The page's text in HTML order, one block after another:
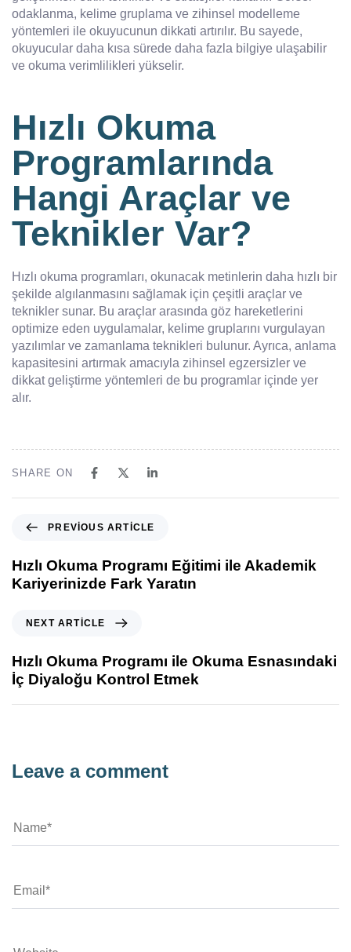
odaklanma, kelime gruplama ve zihinsel modelleme
yöntemleri ile okuyucunun dikkati artırılır. Bu sayede,
okuyucular daha kısa sürede daha fazla bilgiye ulaşabilir
ve okuma verimlilikleri yükselir.
Hızlı Okuma
Programlarında
Hangi Araçlar ve
Teknikler Var?
Hızlı okuma programları, okunacak metinlerin daha hızlı bir
şekilde algılanmasını sağlamak için çeşitli araçlar ve
teknikler sunar. Bu araçlar arasında göz hareketlerini
optimize eden uygulamalar, kelime gruplarını vurgulayan
yazılımlar ve zamanlama teknikleri bulunur. Ayrıca, anlama
kapasitesini artırmak amacıyla zihinsel egzersizler ve
dikkat geliştirme yöntemleri de bu programlar içinde yer
alır.
SHARE ON
PREVIOUS ARTICLE
Hızlı Okuma Programı Eğitimi ile Akademik
Kariyerinizde Fark Yaratın
NEXT ARTICLE
Hızlı Okuma Programı ile Okuma Esnasındaki
İç Diyaloğu Kontrol Etmek
Leave a comment